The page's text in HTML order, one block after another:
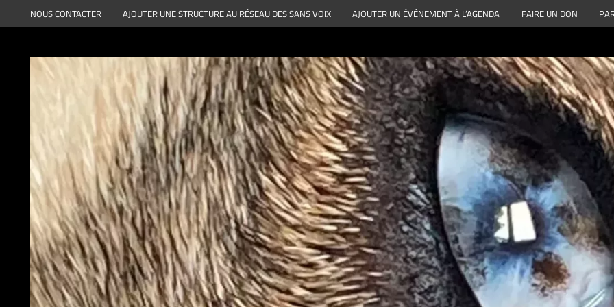
au
NOUS CONTACTER AJOUTER UNE STRUCTURE AU RÉSEAU DES SANS VOIX AJOUTER UN ÉVÉNEMENT À L’AGENDA FAIRE UN DON